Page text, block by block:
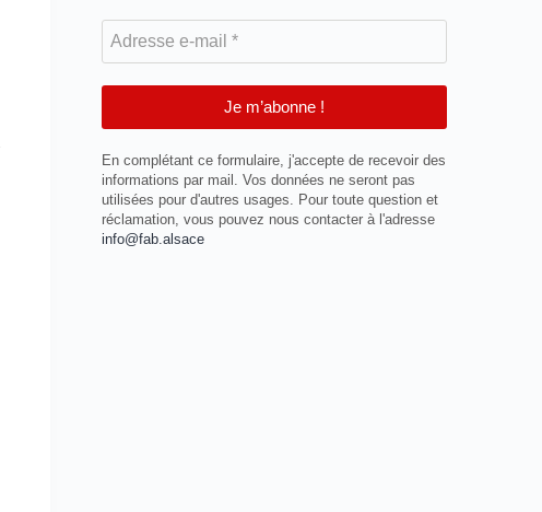
e-
En complétant ce formulaire, j'accepte de recevoir des
informations par mail. Vos données ne seront pas
utilisées pour d'autres usages. Pour toute question et
réclamation, vous pouvez nous contacter à l'adresse
info@fab.alsace